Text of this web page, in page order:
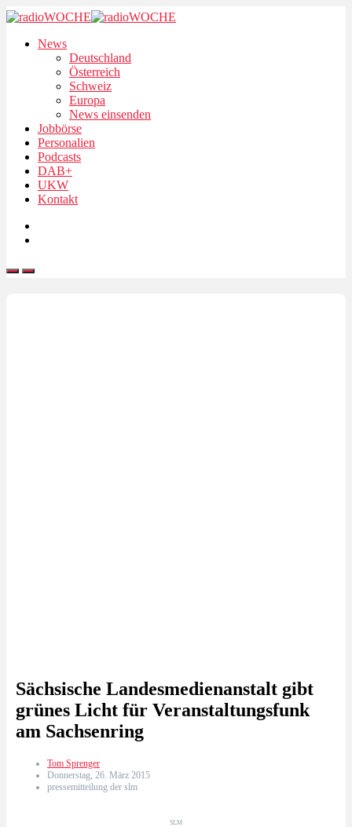
News
Deutschland
Österreich
Schweiz
Europa
News einsenden
Jobbörse
Personalien
Podcasts
DAB+
UKW
Kontakt
Sächsische Landesmedienanstalt gibt
grünes Licht für Veranstaltungsfunk
am Sachsenring
Tom Sprenger
Donnerstag, 26. März 2015
pressemitteilung der slm
SLM